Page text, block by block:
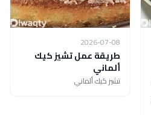
2026-07-08
طريقة عمل تشيز كيك
ألماني
تشيز كيك ألماني